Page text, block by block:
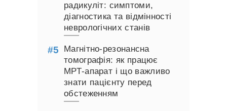
радикуліт: симптоми,
діагностика та відмінності
неврологічних станів
Магнітно-резонансна
томографія: як працює
МРТ-апарат і що важливо
знати пацієнту перед
обстеженням